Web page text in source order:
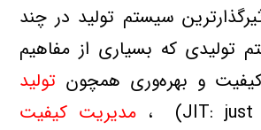
سيستم توليد در چند
توليدي که بسياري از مفاهيم
و بهره‌وري همچون توليد
مديريت کيفيت